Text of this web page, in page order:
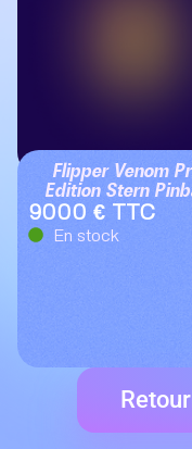
Flipper Venom
Edition Stern
9000 € TTC
En stock